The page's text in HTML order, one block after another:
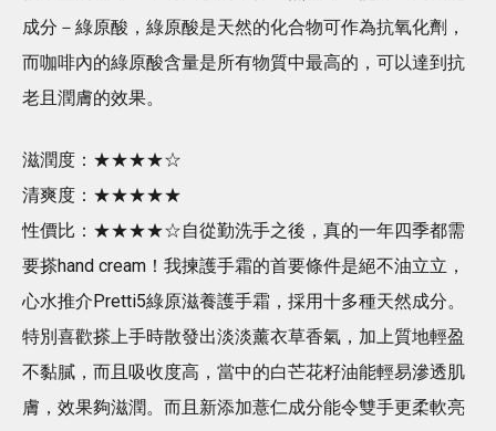
成分－綠原酸，綠原酸是天然的化合物可作為抗氧化劑，
而咖啡內的綠原酸含量是所有物質中最高的，可以達到抗
老且潤膚的效果。
滋潤度：★★★★☆
清爽度：★★★★★
性價比：★★★★☆自從勤洗手之後，真的一年四季都需
要搽hand cream！我揀護手霜的首要條件是絕不油立立，
心水推介Pretti5綠原滋養護手霜，採用十多種天然成分。
特別喜歡搽上手時散發出淡淡薰衣草香氣，加上質地輕盈
不黏膩，而且吸收度高，當中的白芒花籽油能輕易滲透肌
膚，效果夠滋潤。而且新添加薏仁成分能令雙手更柔軟亮